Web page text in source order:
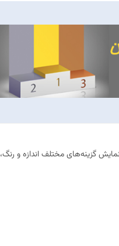
گزینه‌های مختلف اندازه و رنگ،